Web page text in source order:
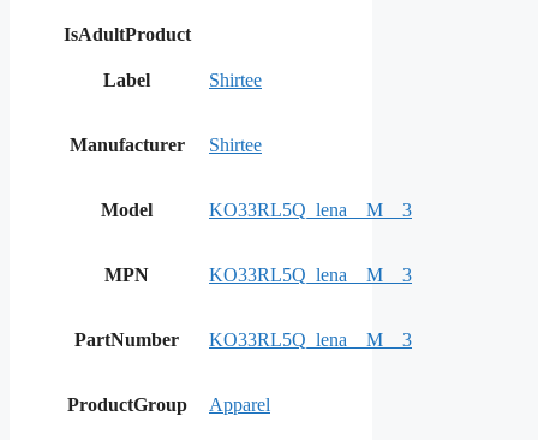
IsAdultProduct
Label Shirtee
Manufacturer Shirtee
Model KO33RL5Q_lena__M__3
MPN KO33RL5Q_lena__M__3
PartNumber KO33RL5Q_lena__M__3
ProductGroup Apparel